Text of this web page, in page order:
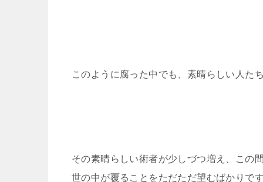
このように腐った中でも、素晴らしい人たち
その素晴らしい術者が少しづつ増え、この
世の中が覆ることをただただ望むばかりです